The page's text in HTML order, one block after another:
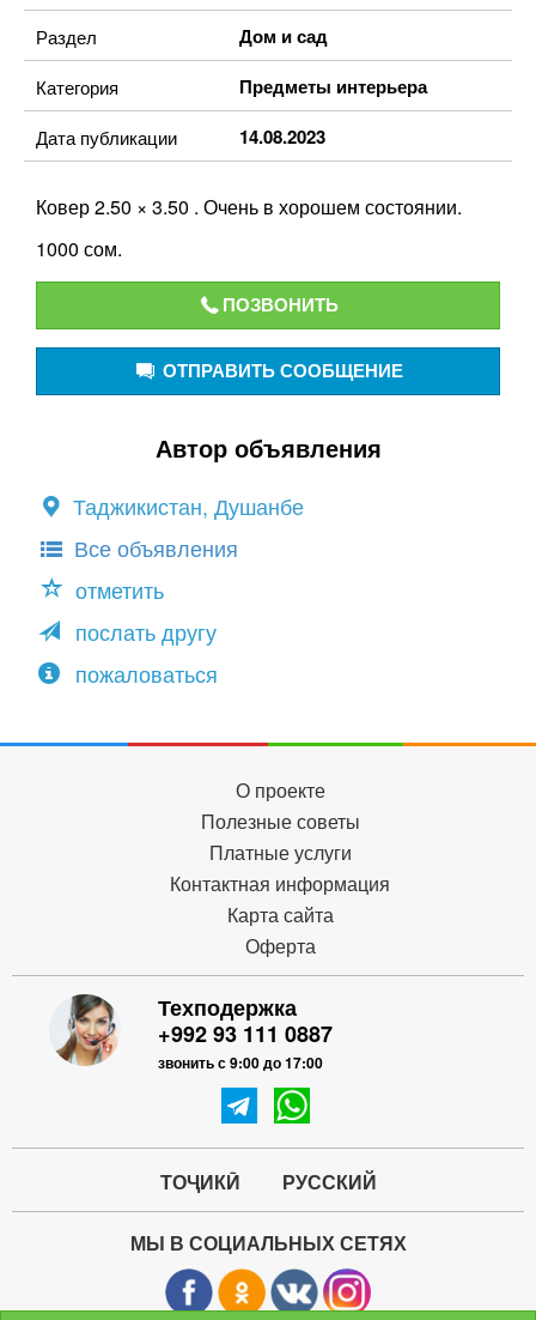
Раздел Дом и сад
Категория Предметы интерьера
Дата публикации 14.08.2023
Ковер 2.50 × 3.50 . Очень в хорошем состоянии.
1000 сом.
ПОЗВОНИТЬ
ОТПРАВИТЬ СООБЩЕНИЕ
Автор объявления
Таджикистан, Душанбе
Все объявления
отметить
послать другу
пожаловаться
О проекте
Полезные советы
Платные услуги
Контактная информация
Карта сайта
Оферта
Техподержка
+992 93 111 0887
звонить с 9:00 до 17:00
ТОҶИКӢ РУССКИЙ
МЫ В СОЦИАЛЬНЫХ СЕТЯХ